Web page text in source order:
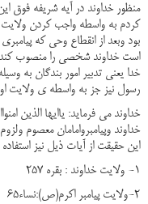
منظور خداوند در آیه شریفه فوق
کردم به واسطه واجب کردن ولایت
بود وبعد از انقطاع وحی که
است خداوند شخصی را منصوب کند
خدا یعنی تدبیر امور بندگان به
رسول نیز جز به واسطه ی ولایت
خداوند می فرماید: یاایها الذین
خداوند وپیامبروامامان معصوم
این حقیقت از آیات ذیل نیز
1- ولایت خداوند : بقره 257
2-ولایت پیامبر اکرم(ص):نساء65